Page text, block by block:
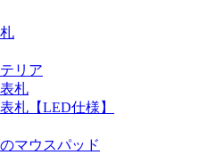
リア
札
札【LED仕様】
マウスパッド